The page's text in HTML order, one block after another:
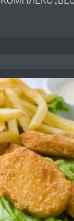
АПАРТАМЕНТ В
ХАСКОВО
Давам гараж